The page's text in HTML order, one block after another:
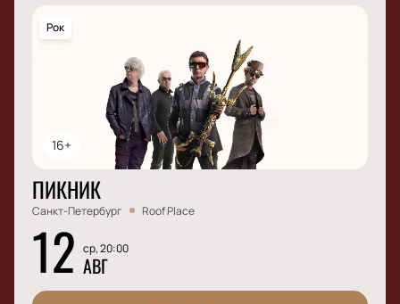
16+
Рок
ПИКНИК
Санкт-Петербург Roof Place
12 ср, 20:00
АВГ